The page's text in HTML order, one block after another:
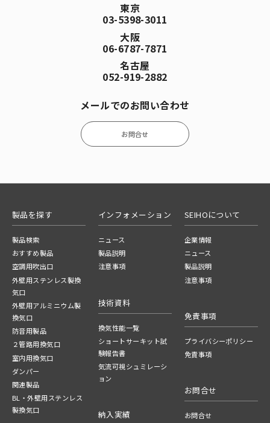
東京
03-5398-3011
大阪
06-6787-7871
名古屋
052-919-2882
メールでのお問い合わせ
お問合せ
製品を探す
製品検索
おすすめ製品
空調用吹出口
外壁用ステンレス製換
気口
外壁用アルミニウム製
換気口
防音用製品
２管路用換気口
室内用換気口
ダンパー
関連製品
BL・外壁用ステンレス
製換気口
インフォメーション
ニュース
製品説明
注意事項
技術資料
換気性能一覧
ショートサーキット試
験報告書
気流可視シュミレーシ
ョン
納入実績
SEIHOについて
企業情報
ニュース
製品説明
注意事項
免責事項
プライバシーポリシー
免責事項
お問合せ
お問合せ